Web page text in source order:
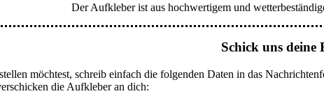
Der Aufkleber ist aus hochwertigem und
Schick uns deine
möchtest, schreib einfach die folgenden Daten in das
die Aufkleber an dich: